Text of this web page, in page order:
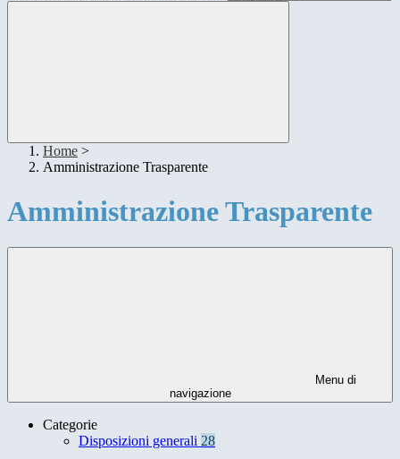
Home >
Amministrazione Trasparente
Amministrazione Trasparente
Menu di
navigazione
Categorie
Disposizioni generali 28